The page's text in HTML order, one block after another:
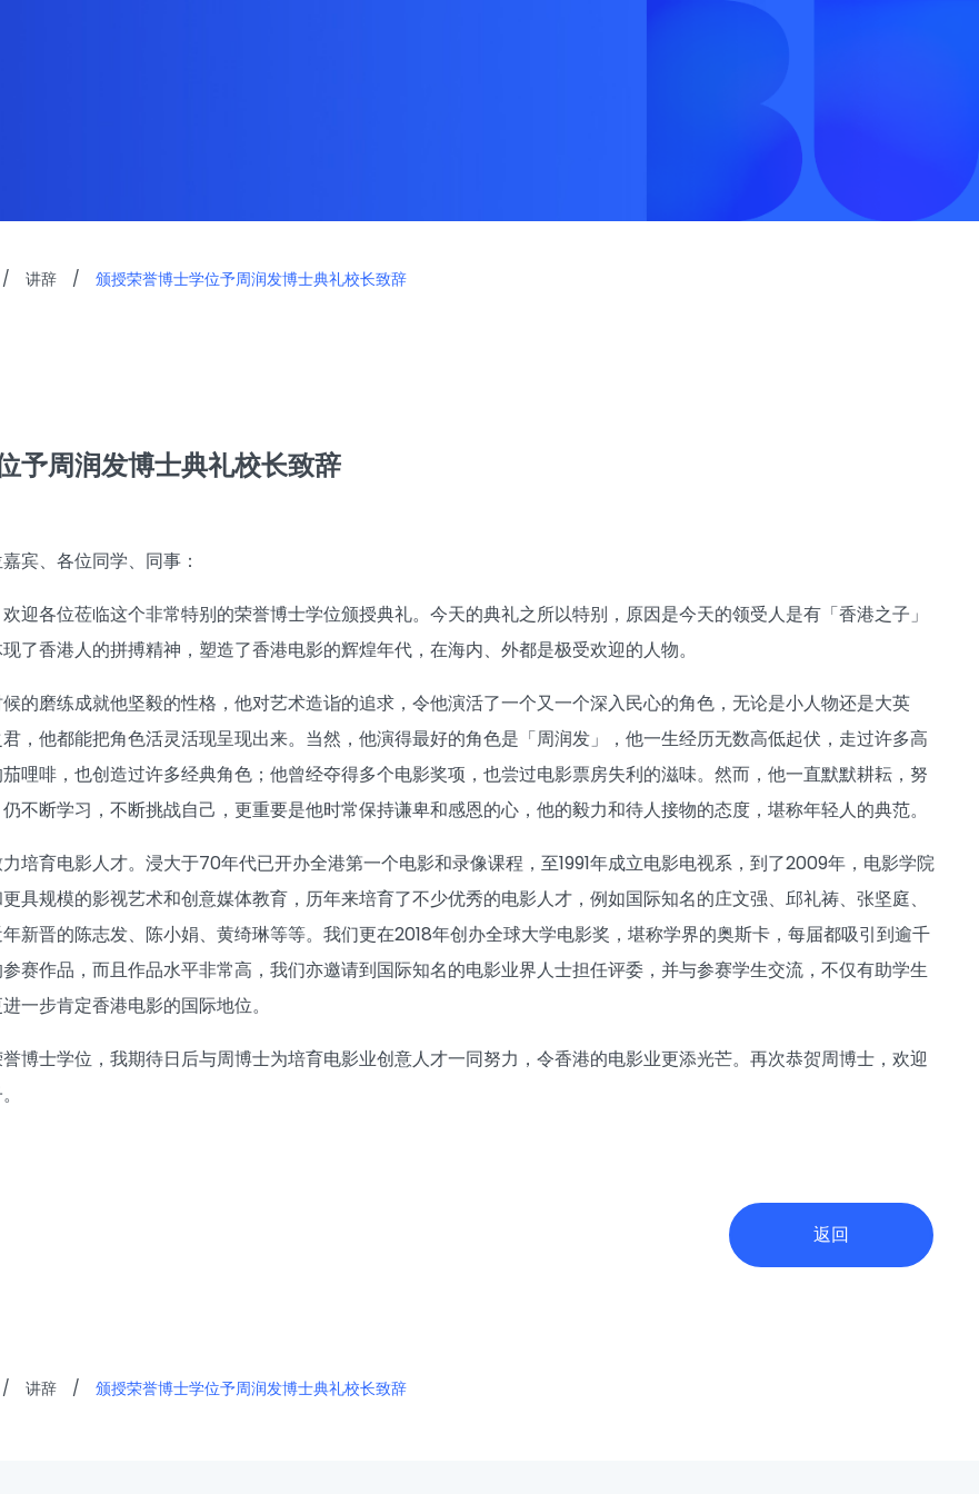
/ 讲辞 / 颁授荣誉博士学位予周润发博士典礼校长致辞
予周润发博士典礼校长致辞
宾、各位同学、同事：
迎各位莅临这个非常特别的荣誉博士学位颁授典礼。今天的典礼之所以特别，原因是今天的领受人是有「香港之子」
了香港人的拼搏精神，塑造了香港电影的辉煌年代，在海内、外都是极受欢迎的人物。
的磨练成就他坚毅的性格，他对艺术造诣的追求，令他演活了一个又一个深入民心的角色，无论是小人物还是大英
，他都能把角色活灵活现呈现出来。当然，他演得最好的角色是「周润发」，他一生经历无数高低起伏，走过许多高
哩啡，也创造过许多经典角色；他曾经夺得多个电影奖项，也尝过电影票房失利的滋味。然而，他一直默默耕耘，努
不断学习，不断挑战自己，更重要是他时常保持谦卑和感恩的心，他的毅力和待人接物的态度，堪称年轻人的典范。
培育电影人才。浸大于70年代已开办全港第一个电影和录像课程，至1991年成立电影电视系，到了2009年，电影学院
具规模的影视艺术和创意媒体教育，历年来培育了不少优秀的电影人才，例如国际知名的庄文强、邱礼祷、张坚庭、
新晋的陈志发、陈小娟、黄绮琳等等。我们更在2018年创办全球大学电影奖，堪称学界的奥斯卡，每届都吸引到逾千
赛作品，而且作品水平非常高，我们亦邀请到国际知名的电影业界人士担任评委，并与参赛学生交流，不仅有助学生
一步肯定香港电影的国际地位。
博士学位，我期待日后与周博士为培育电影业创意人才一同努力，令香港的电影业更添光芒。再次恭贺周博士，欢迎
返回
/ 讲辞 / 颁授荣誉博士学位予周润发博士典礼校长致辞